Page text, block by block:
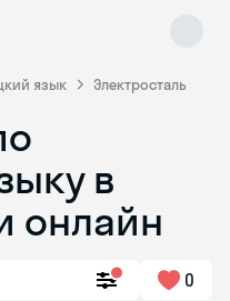
язык Электросталь
в
онлайн
0